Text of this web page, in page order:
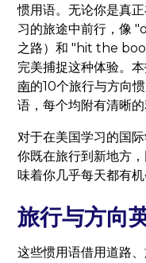
惯用语。无论你是真
习的旅途中前行，像
之路）和 "hit the
完美捕捉这种体验。
南的10个旅行与方向
语，每个均附有清晰的
对于在美国学习的国
你既在旅行到新地方
味着你几乎每天都有机
旅行与方向
这些惯用语借用道路